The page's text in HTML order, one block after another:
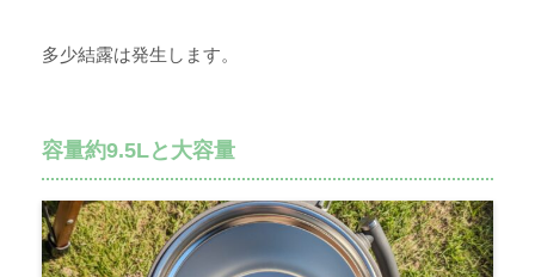
多少結露は発生します。
容量約9.5Lと大容量